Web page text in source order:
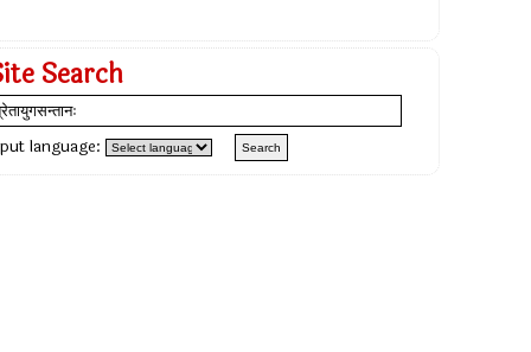
Search
language: